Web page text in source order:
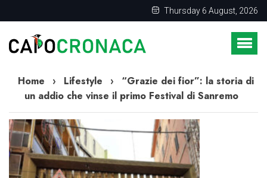
Thursday 6 August, 2026
Home › Lifestyle ›
“Grazie dei fior”: la storia di
un addio che vinse il primo Festival di Sanremo